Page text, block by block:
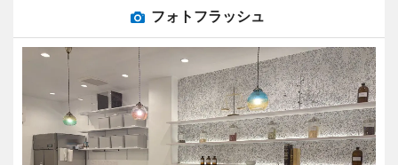
フォトフラッシュ